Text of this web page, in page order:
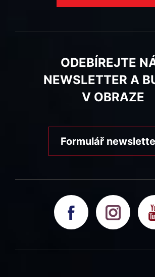
ODEBÍREJTE
NEWSLETTER A
V OBRAZE
Formulář